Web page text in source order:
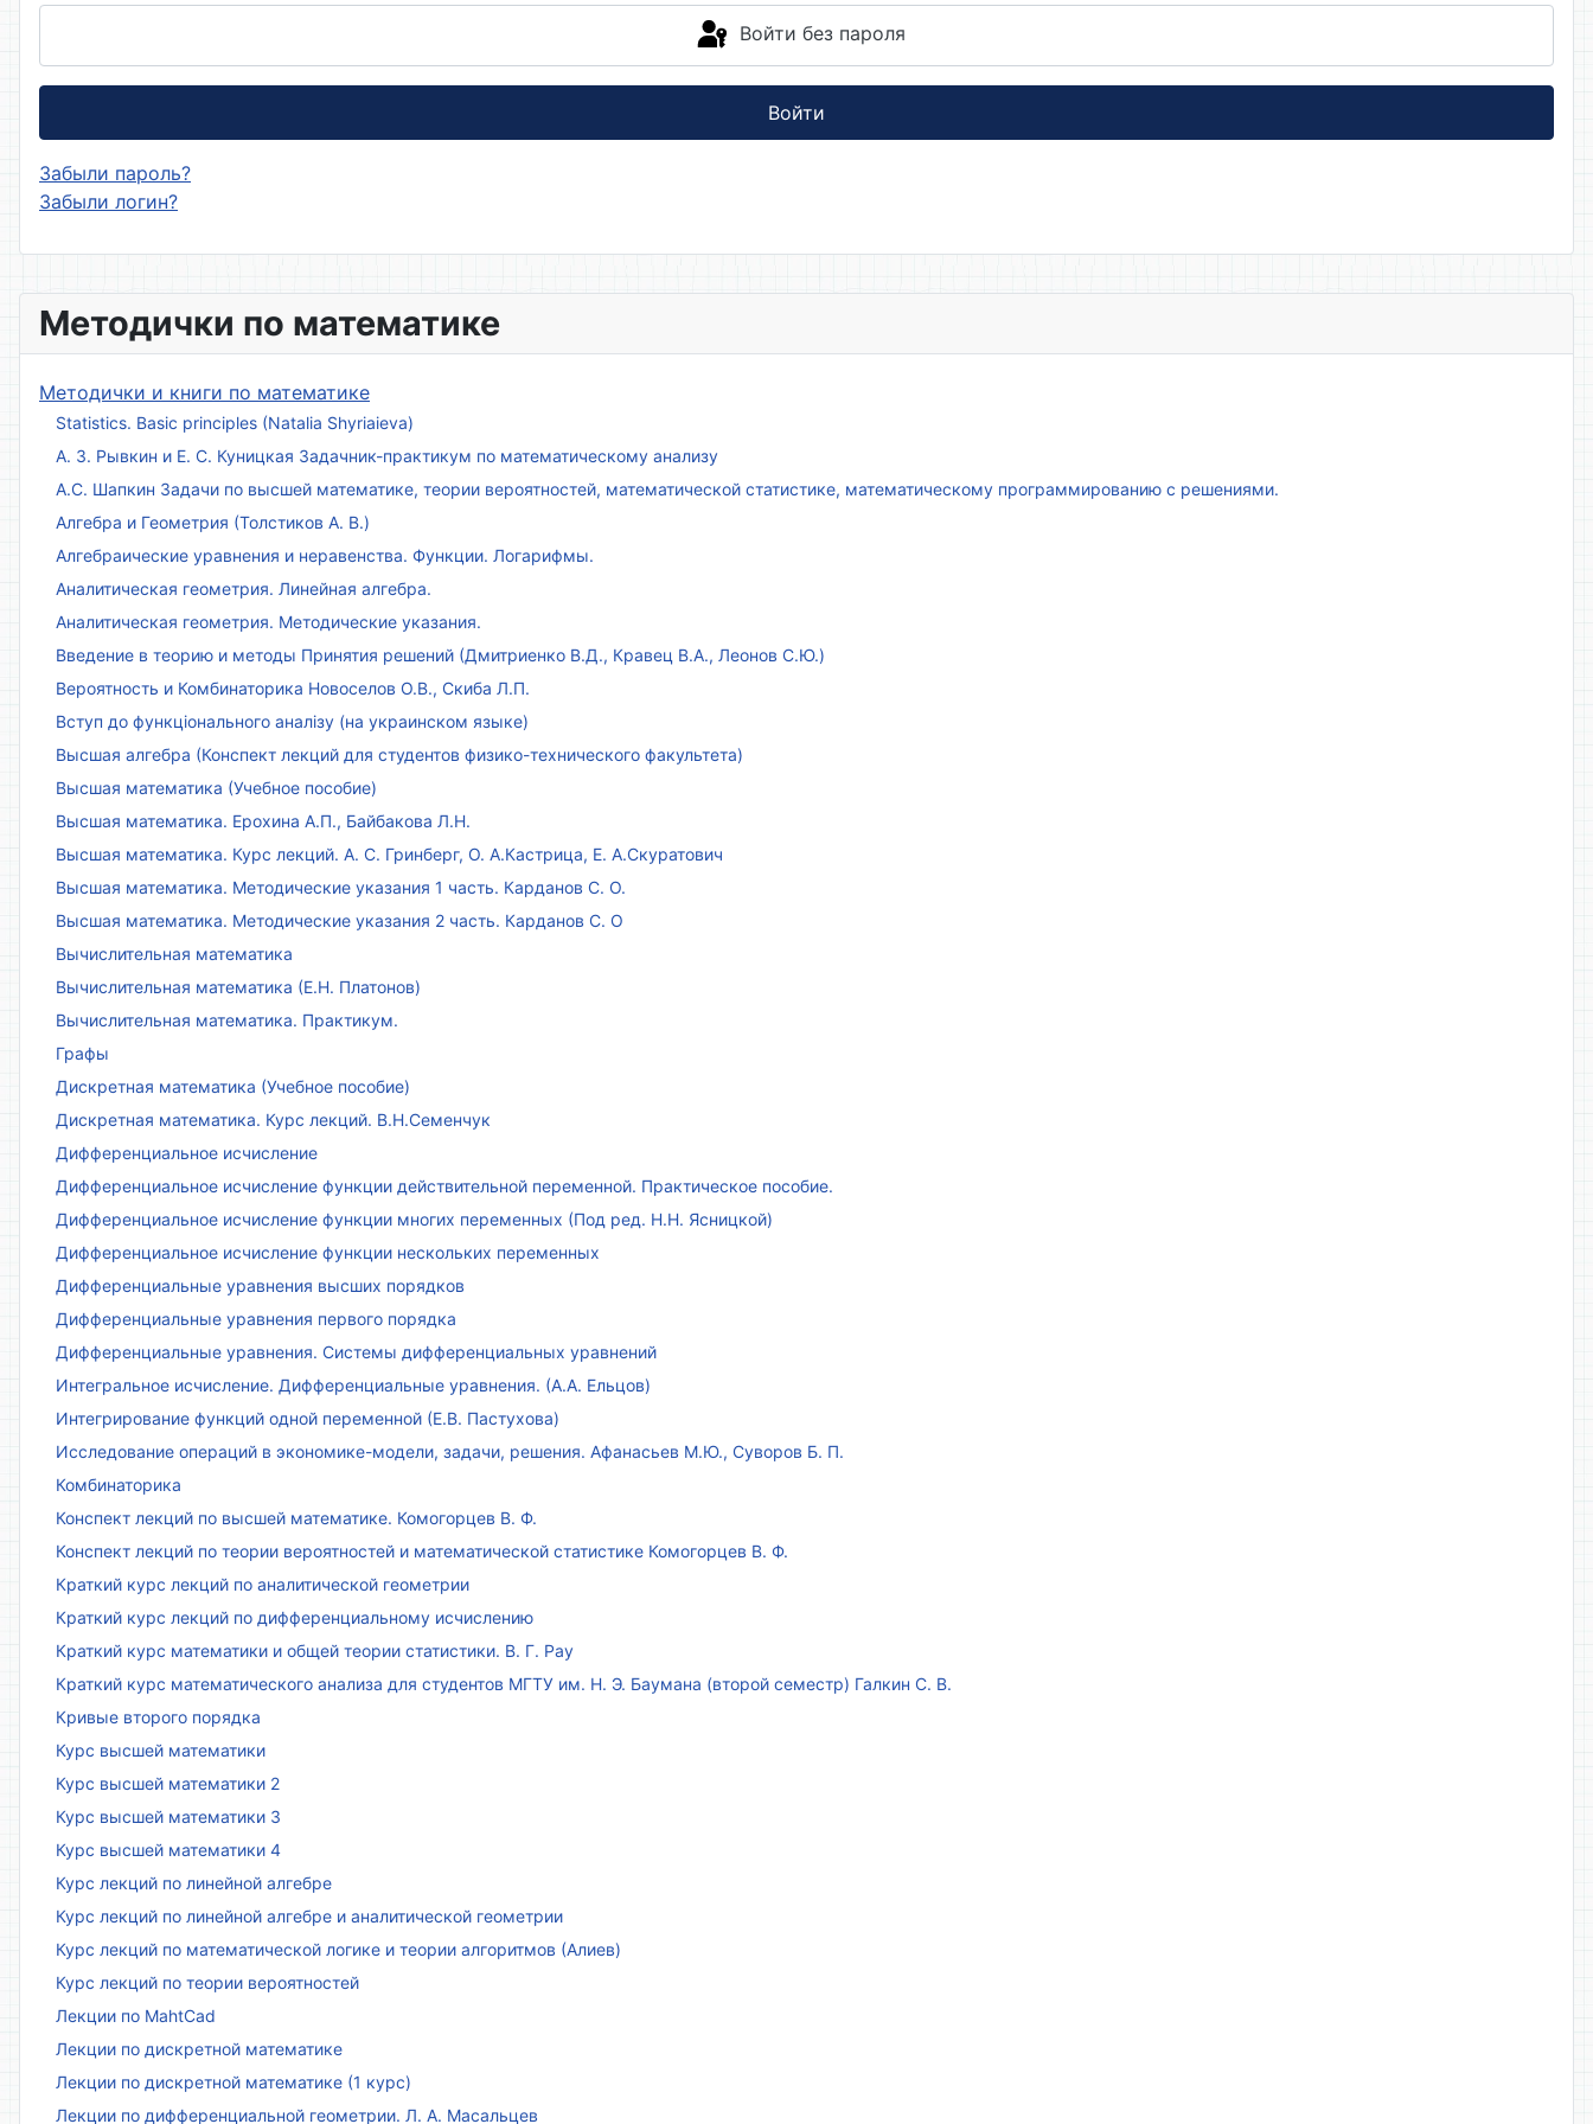
Методички по математике
Методички и книги по математике
Statistics. Basic principles (Natalia Shyriaieva)
А. З. Рывкин и Е. С. Куницкая Задачник-практикум по математическому анализу
А.С. Шапкин Задачи по высшей математике, теории вероятностей, математической статистике, математическому программированию с решениями.
Алгебра и Геометрия (Толстиков А. В.)
Алгебраические уравнения и неравенства. Функции. Логарифмы.
Аналитическая геометрия. Линейная алгебра.
Аналитическая геометрия. Методические указания.
Введение в теорию и методы Принятия решений (Дмитриенко В.Д., Кравец В.А., Леонов С.Ю.)
Вероятность и Комбинаторика Новоселов О.В., Скиба Л.П.
Вступ до функціонального аналізу (на украинском языке)
Высшая алгебра (Конспект лекций для студентов физико-технического факультета)
Высшая математика (Учебное пособие)
Высшая математика. Ерохина А.П., Байбакова Л.Н.
Высшая математика. Курс лекций. А. С. Гринберг, О. А.Кастрица, Е. А.Скуратович
Высшая математика. Методические указания 1 часть. Карданов С. О.
Высшая математика. Методические указания 2 часть. Карданов С. О
Вычислительная математика
Вычислительная математика (Е.Н. Платонов)
Вычислительная математика. Практикум.
Графы
Дискретная математика (Учебное пособие)
Дискретная математика. Курс лекций. В.Н.Семенчук
Дифференциальное исчисление
Дифференциальное исчисление функции действительной переменной. Практическое пособие.
Дифференциальное исчисление функции многих переменных (Под ред. Н.Н. Ясницкой)
Дифференциальное исчисление функции нескольких переменных
Дифференциальные уравнения высших порядков
Дифференциальные уравнения первого порядка
Дифференциальные уравнения. Системы дифференциальных уравнений
Интегральное исчисление. Дифференциальные уравнения. (А.А. Ельцов)
Интегрирование функций одной переменной (Е.В. Пастухова)
Исследование операций в экономике-модели, задачи, решения. Афанасьев М.Ю., Суворов Б. П.
Комбинаторика
Конспект лекций по высшей математике. Комогорцев В. Ф.
Конспект лекций по теории вероятностей и математической статистике Комогорцев В. Ф.
Краткий курс лекций по аналитической геометрии
Краткий курс лекций по дифференциальному исчислению
Краткий курс математики и общей теории статистики. В. Г. Рау
Краткий курс математического анализа для студентов МГТУ им. Н. Э. Баумана (второй семестр) Галкин С. В.
Кривые второго порядка
Курс высшей математики
Курс высшей математики 2
Курс высшей математики 3
Курс высшей математики 4
Курс лекций по линейной алгебре
Курс лекций по линейной алгебре и аналитической геометрии
Курс лекций по математической логике и теории алгоритмов (Алиев)
Курс лекций по теории вероятностей
Лекции по MahtCad
Лекции по дискретной математике
Лекции по дискретной математике (1 курс)
Лекции по дифференциальной геометрии. Л. А. Масальцев
Войти без пароля
Войти
Забыли пароль?
Забыли логин?